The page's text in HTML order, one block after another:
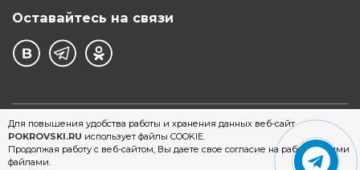
Для повышения удобства работы и хранения данных веб-сайт
POKROVSKI.RU использует файлы COOKIE.
Продолжая работу с веб-сайтом, Вы даете свое согласие на работу с этими
файлами.
Оставайтесь на связи
©1997 - 2026 Обувной Дом "Покровский" - сеть
магазинов обуви в Екатеринбурге